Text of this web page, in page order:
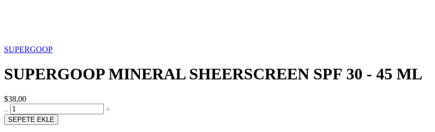
SUPERGOOP
SUPERGOOP MINERAL SHEERSCREEN SPF 30 - 45 ML
$38,00
SEPETE EKLE